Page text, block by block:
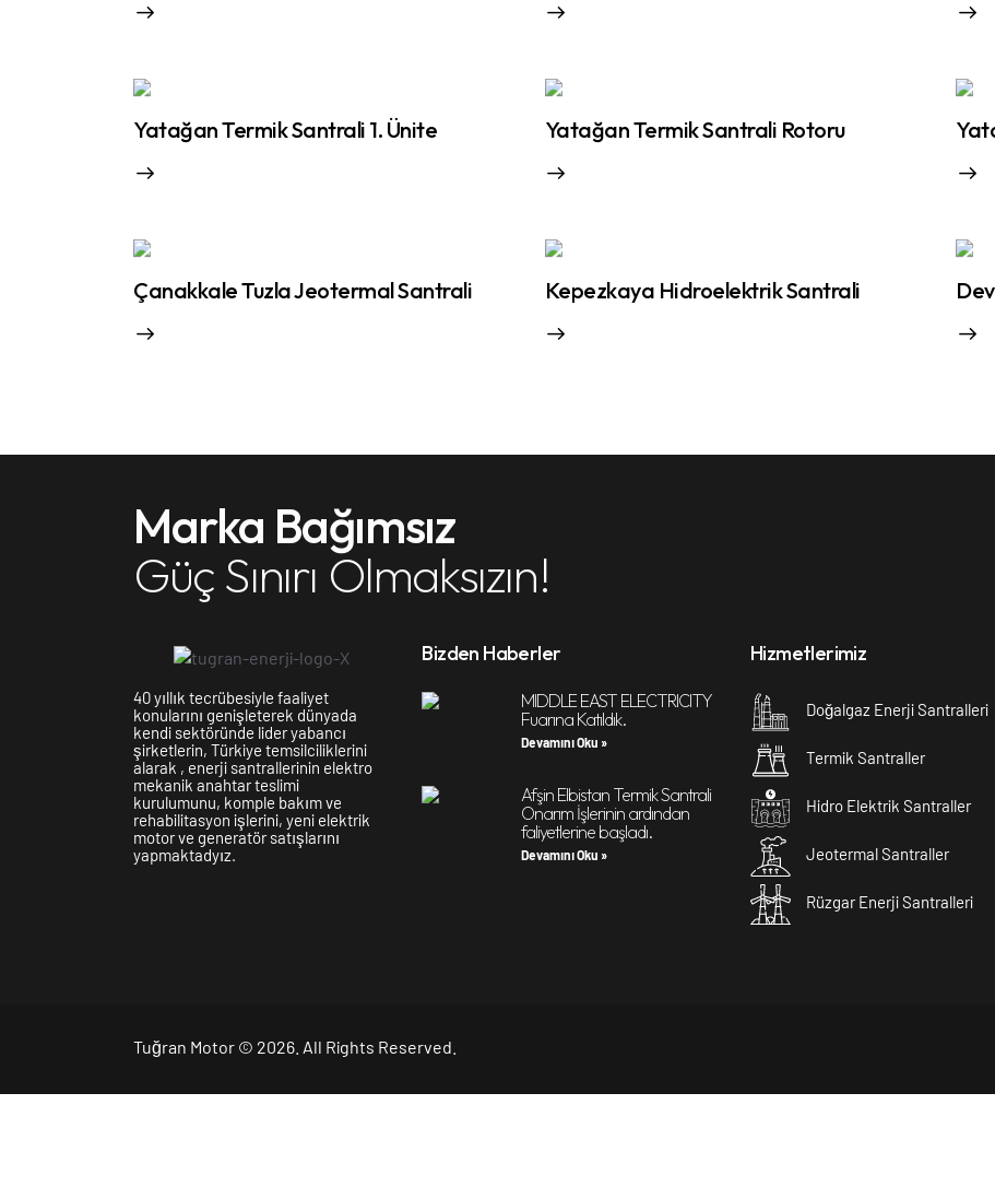
Yatağan Termik Santrali 1. Ünite Yatağan Termik Santrali Rotoru
Çanakkale Tuzla Jeotermal Santrali Kepezkaya Hidroelektrik Santrali
Marka Bağımsız
Güç Sınırı Olmaksızın!
40 yıllık tecrübesiyle faaliyet
konularını genişleterek dünyada
kendi sektöründe lider yabancı
şirketlerin, Türkiye temsilciliklerini
alarak , enerji santrallerinin elektro
mekanik anahtar teslimi
kurulumunu, komple bakım ve
rehabilitasyon işlerini, yeni elektrik
motor ve generatör satışlarını
yapmaktadyız.
Bizden Haberler
MIDDLE EAST ELECTRICITY
Fuarına Katıldık.
Devamını Oku »
Afşin Elbistan Termik Santrali
Onarım İşlerinin ardından
faliyetlerine başladı.
Devamını Oku »
Hizmetlerimiz
Doğalgaz Enerji Santralleri
Termik Santraller
Hidro Elektrik Santraller
Jeotermal Santraller
Rüzgar Enerji Santralleri
Tuğran Motor © 2026. All Rights Reserved.